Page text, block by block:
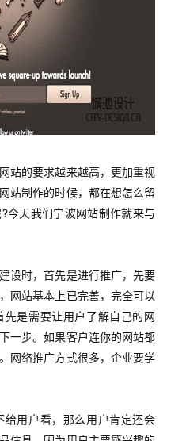
站的要求越来越高，更加重视
站制作的时候，都在想怎么留
今天我们宁波网站制作就来与
设时，首先是进行推广，先要
网站基本上已完善，完全可以
是需要让用户了解自己的网
一步。如果客户连你的网站都
网络推广方式很多，企业要学
用户看，那么用户肯定还会